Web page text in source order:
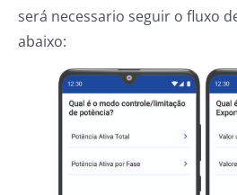
será necessario seguir o fluxo
abaixo: